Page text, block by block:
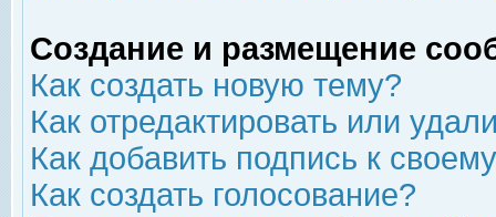
Создание и размещение
Как создать новую тему?
Как отредактировать или
Как добавить подпись к
Как создать голосование?